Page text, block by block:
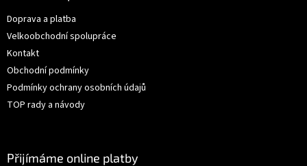
Doprava a platba
Velkoobchodní spolupráce
Kontakt
Obchodní podmínky
Podmínky ochrany osobních údajů
TOP rady a návody
Přijímáme online platby